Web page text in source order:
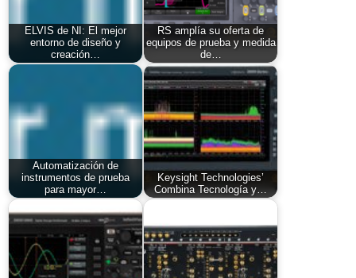
ELVIS de NI: El mejor
entorno de diseño y
creación…
RS amplía su oferta de
equipos de prueba y medida
de…
Automatización de
instrumentos de prueba
para mayor…
Keysight Technologies’
Combina Tecnología y…